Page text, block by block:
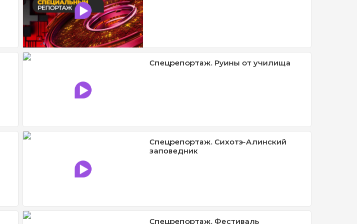
Спецрепортаж. Руины от училища
Спецрепортаж. Сихотэ-Алинский
заповедник
Спецрепортаж. Фестиваль